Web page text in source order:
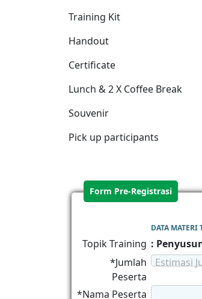
Training Kit
Handout
Certificate
Lunch & 2 X Coffee Break
Souvenir
Pick up participants
Form Pre-Registrasi
DATA
Topik Training :
*Jumlah
Peserta
Estimasi
*Nama Peserta